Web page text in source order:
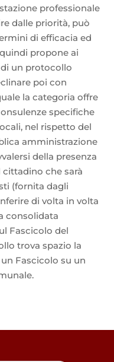
professionale
dalle priorità, può
di efficacia ed
propone ai
un protocollo
poi con
la categoria offre
specifiche
nel rispetto del
amministrazione
della presenza
che sarà
(fornita dagli
di volta in volta
consolidata
Fascicolo del
trova spazio la
Fascicolo su un